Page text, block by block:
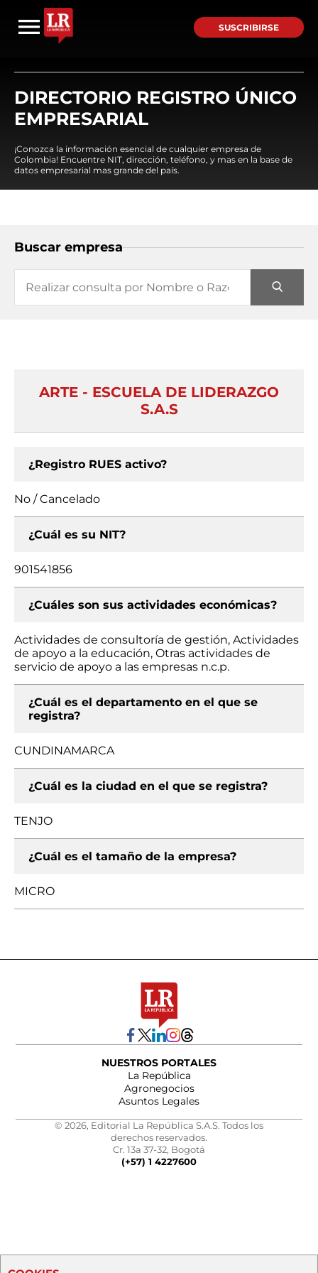
SUSCRIBIRSE
DIRECTORIO REGISTRO ÚNICO
EMPRESARIAL
¡Conozca la información esencial de cualquier empresa de
Colombia! Encuentre NIT, dirección, teléfono, y mas en la base de
datos empresarial mas grande del país.
Buscar empresa
ARTE - ESCUELA DE LIDERAZGO
S.A.S
¿Registro RUES activo?
No / Cancelado
¿Cuál es su NIT?
901541856
¿Cuáles son sus actividades económicas?
Actividades de consultoría de gestión, Actividades
de apoyo a la educación, Otras actividades de
servicio de apoyo a las empresas n.c.p.
¿Cuál es el departamento en el que se
registra?
CUNDINAMARCA
¿Cuál es la ciudad en el que se registra?
TENJO
¿Cuál es el tamaño de la empresa?
MICRO
NUESTROS PORTALES
La República
Agronegocios
Asuntos Legales
© 2026, Editorial La República S.A.S. Todos los
derechos reservados.
Cr. 13a 37-32, Bogotá
(+57) 1 4227600